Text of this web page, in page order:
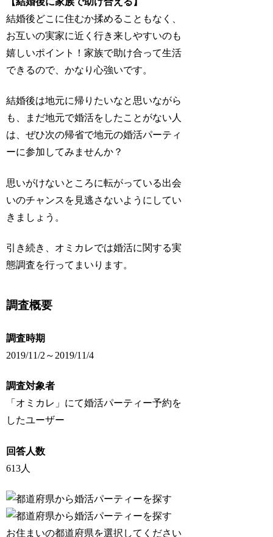
結婚後どこに住むか揉めることもなく、
お互いの実家に近く行き来しやすいのも
嬉しいポイント！家族で助け合って生活
できるので、かなり心強いです。
結婚後は地元に帰りたいなと思いながら
も、まだ地元で婚活をしたことがない人
は、ぜひ次の帰省で地元の婚活パーティ
ーに参加してみませんか？
思いがけないところに転がっている出会
いのチャンスを見逃さないようにしてい
きましょう。
引き続き、オミカレでは婚活に関する実
態調査を行ってまいります。
調査概要
調査時期
2019/11/2～2019/11/4
調査対象者
「オミカレ」にて婚活パーティー予約を
したユーザー
回答人数
613人
お住まいの都道府県を選択してください